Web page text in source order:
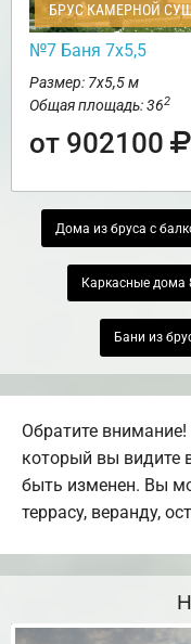
БРУС КАМЕРНОЙ
№7 Баня 7х5,5
Размер: 7х5,5 м
Общая площадь: 362
от 902100
Дома из бруса с
Каркасные дома
Бани из
Обратите
который вы видите
быть изменен. Вы
террасу, веранду,